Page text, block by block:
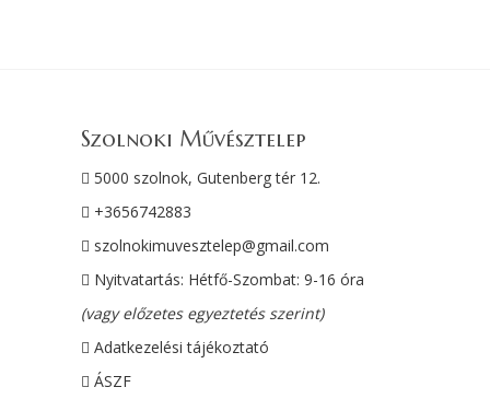
Szolnoki Művésztelep
5000 szolnok, Gutenberg tér 12.
+3656742883
szolnokimuvesztelep@gmail.com
Nyitvatartás: Hétfő-Szombat: 9-16 óra
(vagy előzetes egyeztetés szerint)
Adatkezelési tájékoztató
ÁSZF